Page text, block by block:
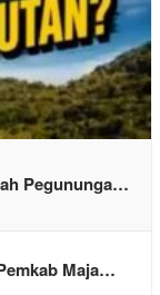
Pegununga…
Maja…